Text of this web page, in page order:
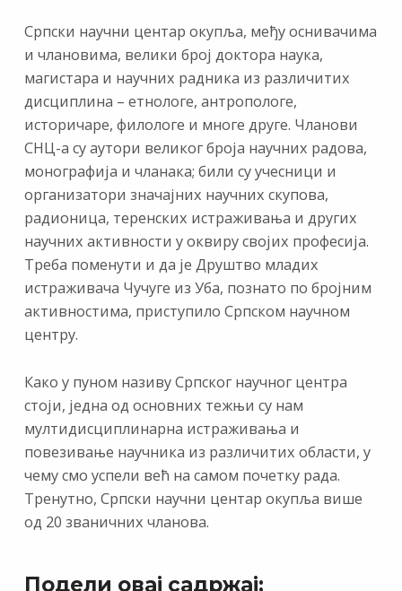
Српски научни центар окупља, међу оснивачима
и члановима, велики број доктора наука,
магистара и научних радника из различитих
дисциплина – етнологе, антропологе,
историчаре, филологе и многе друге. Чланови
СНЦ-а су аутори великог броја научних радова,
монографија и чланака; били су учесници и
организатори значајних научних скупова,
радионица, теренских истраживања и других
научних активности у оквиру својих професија.
Треба поменути и да је Друштво младих
истраживача Чучуге из Уба, познато по бројним
активностима, приступило Српском научном
центру.
Како у пуном називу Српског научног центра
стоји, једна од основних тежњи су нам
мултидисциплинарна истраживања и
повезивање научника из различитих области, у
чему смо успели већ на самом почетку рада.
Тренутно, Српски научни центар окупља више
од 20 званичних чланова.
Подели овај садржај: